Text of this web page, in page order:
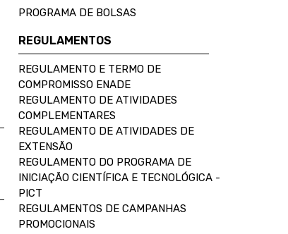
PROGRAMA DE BOLSAS
REGULAMENTOS
REGULAMENTO E TERMO DE
COMPROMISSO ENADE
REGULAMENTO DE ATIVIDADES
COMPLEMENTARES
REGULAMENTO DE ATIVIDADES DE
EXTENSÃO
REGULAMENTO DO PROGRAMA DE
INICIAÇÃO CIENTÍFICA E TECNOLÓGICA -
PICT
REGULAMENTOS DE CAMPANHAS
PROMOCIONAIS